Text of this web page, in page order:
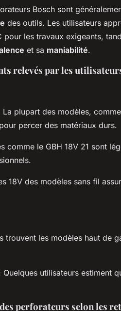
Bosch sont
des outils. Les utilisateurs
pour les travaux exigeants,
et sa maniabilité.
relevés par les
La plupart des modèles,
percer des matériaux durs.
comme le GBH 18V 21 sont
18V des modèles sans fil
trouvent les modèles haut de
Quelques utilisateurs estiment
perforateurs selon les